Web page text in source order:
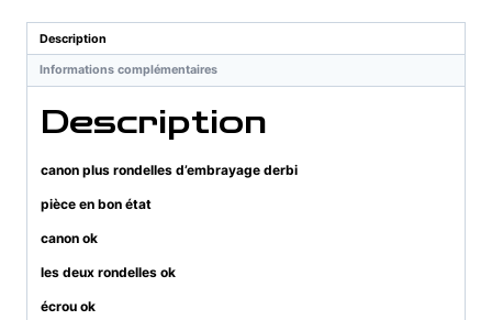
derbiDescription
Informations complémentaires
Description
canon plus rondelles d’embrayage derbi
pièce en bon état
canon ok
les deux rondelles ok
écrou ok